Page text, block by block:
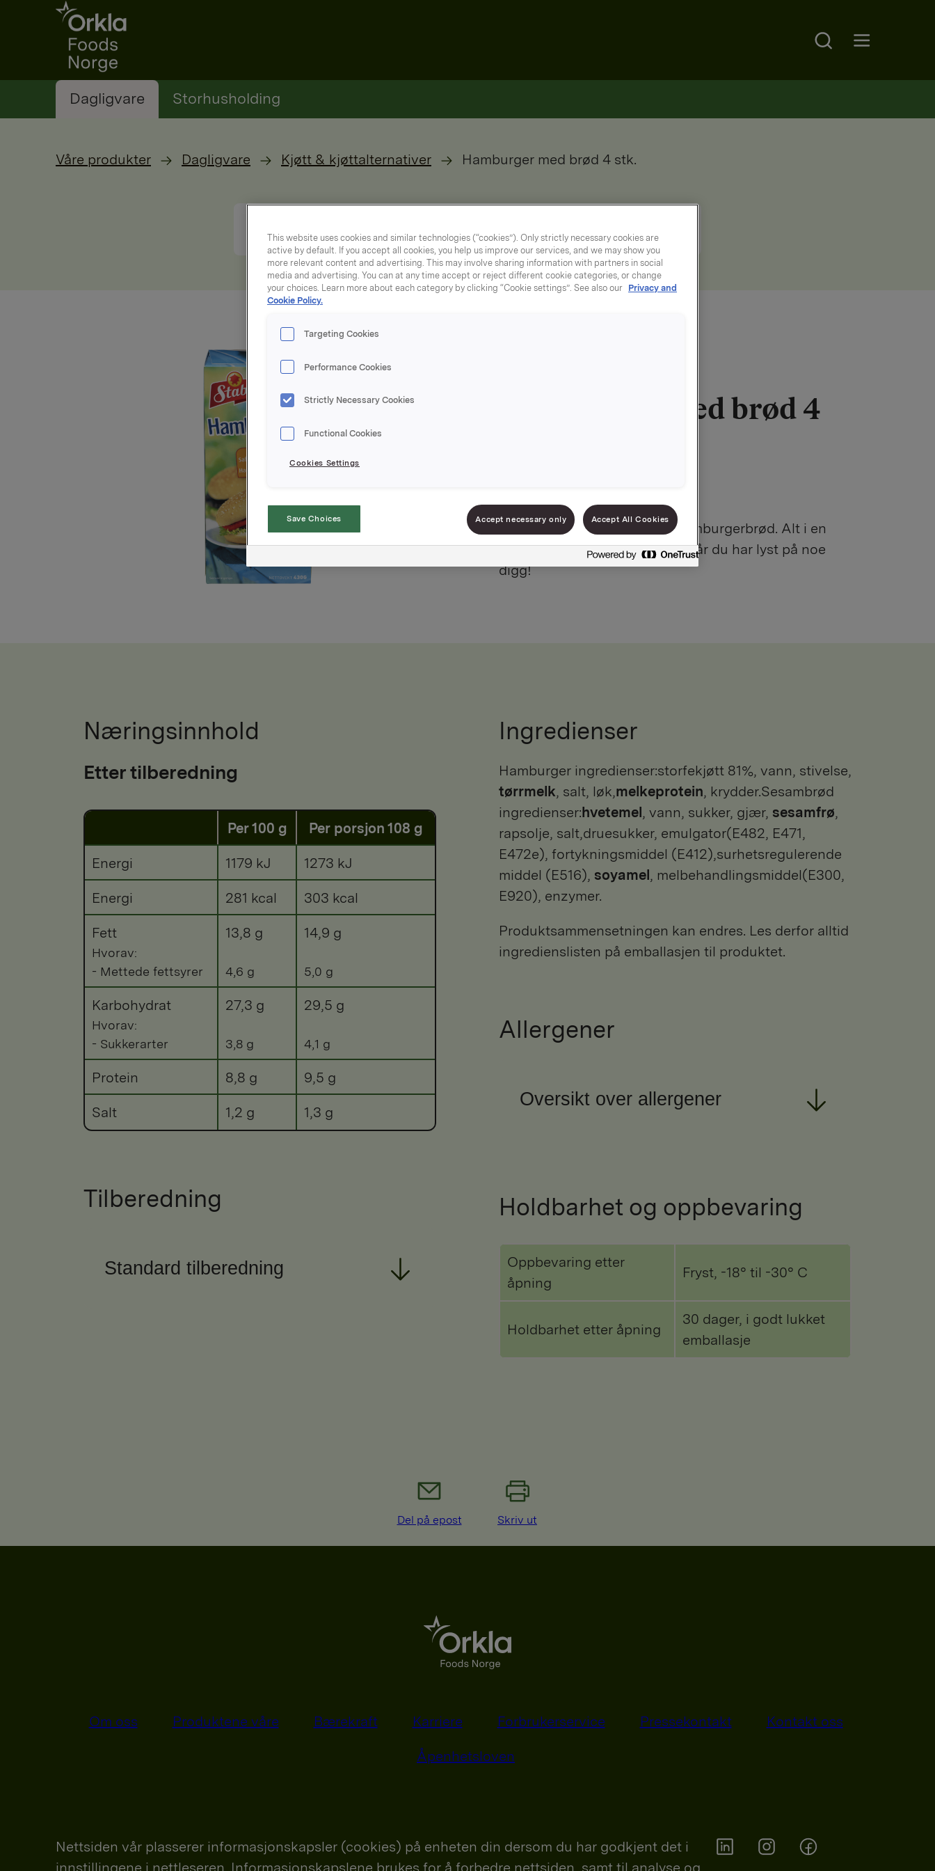
Go to frontpage
Search
Dagligvare Storhusholding
Våre produkter Dagligvare Kjøtt & kjøttalternativer Hamburger med brød 4 stk.
Hamburger med brød 4
Fire saftige hamburgere og hamburgerbrød. Alt i en
pakke. Rask og enkel middag når du har lyst på noe
digg!
Næringsinnhold
Etter tilberedning
Per 100 g Per porsjon 108 g
Energi 1179 kJ 1273 kJ
Energi 281 kcal 303 kcal
Fett
Hvorav:
- Mettede fettsyrer
13,8 g
4,6 g
14,9 g
5,0 g
Karbohydrat
Hvorav:
- Sukkerarter
27,3 g
3,8 g
29,5 g
4,1 g
Protein 8,8 g 9,5 g
Salt 1,2 g 1,3 g
Tilberedning
Standard tilberedning
Ingredienser
Hamburger ingredienser:storfekjøtt 81%, vann, stivelse,
tørrmelk, salt, løk,melkeprotein, krydder.Sesambrød
ingredienser: hvetemel , vann, sukker, gjær, sesamfrø,
rapsolje, salt,druesukker, emulgator(E482, E471,
E472e), fortykningsmiddel (E412),surhetsregulerende
middel (E516), soyamel , melbehandlingsmiddel(E300,
E920), enzymer.
Produktsammensetningen kan endres. Les derfor alltid
ingredienslisten på emballasjen til produktet.
Allergener
Oversikt over allergener
Holdbarhet og oppbevaring
Oppbevaring etter
åpning
Fryst, -18° til -30° C
Holdbarhet etter åpning
30 dager, i godt lukket
emballasje
Del på epost Skriv ut
Om oss Produktene våre Bærekraft Karriere Forbrukerservice Pressekontakt Kontakt oss
Åpenhetsloven
Nettsiden vår plasserer informasjonskapsler (cookies) på enheten din dersom du har godkjent det i
This website uses cookies and similar technologies (“cookies”). Only strictly necessary cookies are
active by default. If you accept all cookies, you help us improve our services, and we may show you
more relevant content and advertising. This may involve sharing information with partners in social
media and advertising. You can at any time accept or reject different cookie categories, or change
your choices. Learn more about each category by clicking “Cookie settings”. See also our Privacy and
Cookie Policy.
Targeting Cookies
Performance Cookies
Strictly Necessary Cookies
Functional Cookies
Cookies Settings
Save Choices Accept necessary only Accept All Cookies